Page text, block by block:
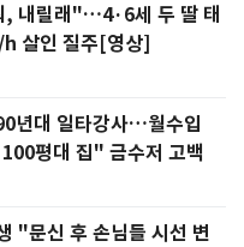
, 내릴래"…4·6세 두 딸 태
살인 질주[영상]
년대 일타강사…월수입
평대 집" 금수저 고백
"문신 후 손님들 시선 변